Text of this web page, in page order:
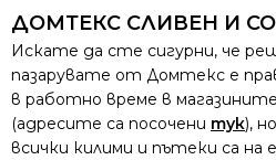
ДОМТЕКС СЛИВЕН И
Искате да сте сигурни, че
пазарувате от Домтекс е
в работно време в
(адресите са посочени тук),
всички килими и пътеки са на